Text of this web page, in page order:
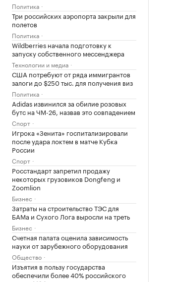
Политика
Три российских аэропорта закрыли для
полетов
Политика
Wildberries начала подготовку к
запуску собственного мессенджера
Технологии и медиа
США потребуют от ряда иммигрантов
залоги до $250 тыс. для получения виз
Политика
Adidas извинился за обилие розовых
бутс на ЧМ-26, назвав это совпадением
Спорт
Игрока «Зенита» госпитализировали
после удара локтем в матче Кубка
России
Спорт
Росстандарт запретил продажу
некоторых грузовиков Dongfeng и
Zoomlion
Бизнес
Затраты на строительство ТЭС для
БАМа и Сухого Лога выросли на треть
Бизнес
Счетная палата оценила зависимость
науки от зарубежного оборудования
Общество
Изъятия в пользу государства
обеспечили более 40% российского